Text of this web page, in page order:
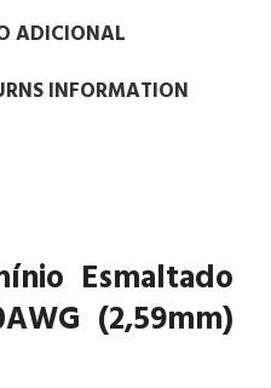
ADICIONAL
INFORMATION
Esmaltado
(2,59mm)